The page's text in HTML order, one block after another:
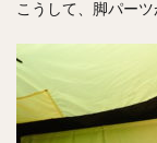
こうして、脚パー